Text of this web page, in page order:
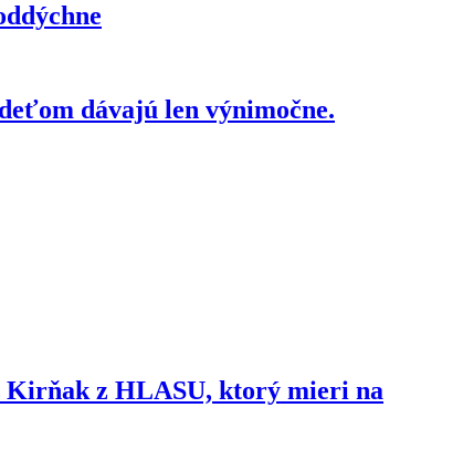
dávajú len výnimočne.
Kirňak z HLASU, ktorý mieri na